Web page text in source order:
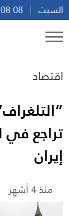
السبت
06:04
اقتصاد
تراجع
إيران
منذ 4 أشهر